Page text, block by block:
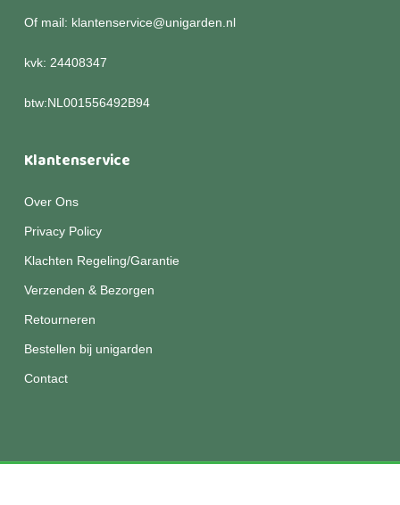
Of mail: klantenservice@unigarden.nl
kvk: 24408347
btw:NL001556492B94
Klantenservice
Over Ons
Privacy Policy
Klachten Regeling/Garantie
Verzenden & Bezorgen
Retourneren
Bestellen bij unigarden
Contact